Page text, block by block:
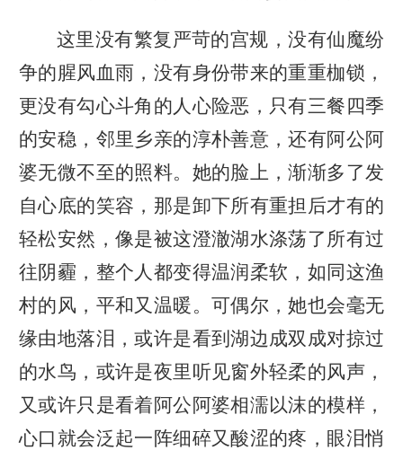
这里没有繁复严苛的宫规，没有仙魔纷
争的腥风血雨，没有身份带来的重重枷锁，
更没有勾心斗角的人心险恶，只有三餐四季
的安稳，邻里乡亲的淳朴善意，还有阿公阿
婆无微不至的照料。她的脸上，渐渐多了发
自心底的笑容，那是卸下所有重担后才有的
轻松安然，像是被这澄澈湖水涤荡了所有过
往阴霾，整个人都变得温润柔软，如同这渔
村的风，平和又温暖。可偶尔，她也会毫无
缘由地落泪，或许是看到湖边成双成对掠过
的水鸟，或许是夜里听见窗外轻柔的风声，
又或许只是看着阿公阿婆相濡以沫的模样，
心口就会泛起一阵细碎又酸涩的疼，眼泪悄